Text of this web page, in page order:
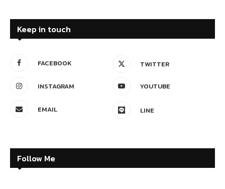
Keep in touch
FACEBOOK TWITTER
INSTAGRAM YOUTUBE
EMAIL LINE
Follow Me